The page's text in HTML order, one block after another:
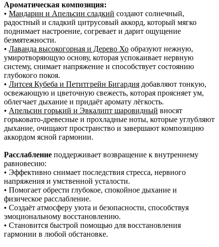
Ароматическая композиция:
• Мандарин и Апельсин сладкий создают солнечный,
радостный и сладкий цитрусовый аккорд, который мягко
поднимает настроение, согревает и дарит ощущение
безмятежности.
• Лаванда высокогорная и Дерево Хо образуют нежную,
умиротворяющую основу, которая успокаивает нервную
систему, снимает напряжение и способствует состоянию
глубокого покоя.
• Литсея Кубеба и Петитгрейн Бигардия добавляют тонкую,
освежающую и цветочную свежесть, которая проясняет ум,
облегчает дыхание и придаёт аромату лёгкость.
• Апельсин горький и Эвкалипт шаровидный вносят
горьковато-древесные и прохладные ноты, которые углубляют
дыхание, очищают пространство и завершают композицию
аккордом ясной гармонии.
Расслабление поддерживает возвращение к внутреннему
равновесию:
• Эффективно снимает последствия стресса, нервного
напряжения и умственной усталости.
• Помогает обрести глубокое, спокойное дыхание и
физическое расслабление.
• Создаёт атмосферу уюта и безопасности, способствуя
эмоциональному восстановлению.
• Становится быстрой помощью для восстановления
гармонии в любой обстановке.